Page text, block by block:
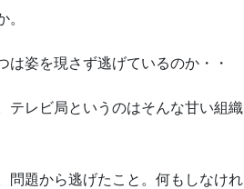
。
姿を現さず逃げているのか・・
テレビ局というのはそんな甘い組織
問題から逃げたこと。何もしなけれ